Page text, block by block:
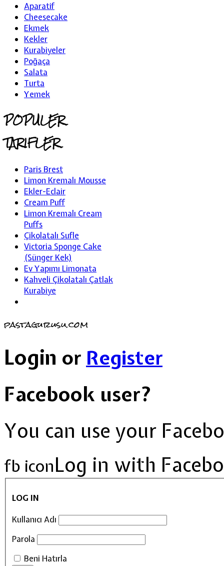
Aparatif
Cheesecake
Ekmek
Kekler
Kurabiyeler
Poğaça
Salata
Turta
Yemek
POPULER
TARIFLER
Paris Brest
Limon Kremalı Mousse
Ekler-Eclair
Cream Puff
Limon Kremalı Cream
Puffs
Çikolatalı Sufle
Victoria Sponge Cake
(Sünger Kek)
Ev Yapımı Limonata
Kahveli Çikolatalı Çatlak
Kurabiye
pastagurusu.com
Login or Register
Facebook user?
You can use your
fb iconLog in with
LOG IN
Kullanıcı Adı
Parola
Beni Hatırla